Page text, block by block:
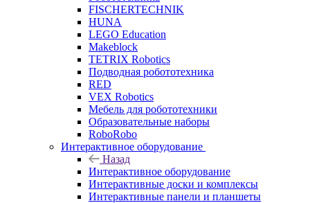
FISCHERTECHNIK
HUNA
LEGO Education
Makeblock
TETRIX Robotics
Подводная робототехника
RED
VEX Robotics
Мебель для робототехники
Образовательные наборы
RoboRobo
Интерактивное оборудование
Назад
Интерактивное оборудование
Интерактивные доски и комплексы
Интерактивные панели и планшеты